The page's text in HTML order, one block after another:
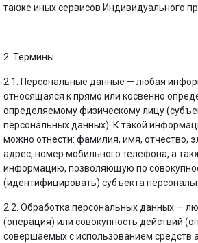
также иных сервисов Индивидуального
2. Термины
2.1. Персональные данные — любая
относящаяся к прямо или косвенно
определяемому физическому лицу
персональных данных). К такой
можно отнести: фамилия, имя, отчество,
адрес, номер мобильного телефона, а
информацию, позволяющую по
(идентифицировать) субъекта
2.2. Обработка персональных данных —
(операция) или совокупность действий
совершаемых с использованием средств